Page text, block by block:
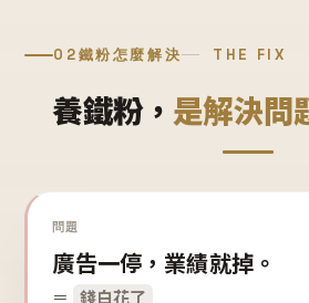
02鐵粉怎麼解決 THE FIX
養鐵粉， 是解決問
問題
廣告一停，業績就掉。
＝ 錢白花了